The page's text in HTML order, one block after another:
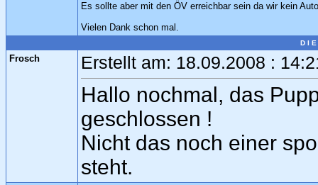
Es sollte aber mit den ÖV erreichbar sein da wir kein
Vielen Dank schon mal.
D I
Frosch Erstellt am: 18.09.2008 :
Hallo nochmal, das
geschlossen !
Nicht das noch einer
steht.